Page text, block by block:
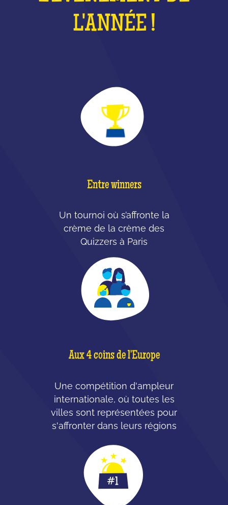
L'ANNÉE !
Entre winners
Un tournoi où s’affronte la
crème de la crème des
Quizzers à Paris
Aux 4 coins de l'Europe
Une compétition d'ampleur
internationale, où toutes les
villes sont représentées pour
s'affronter dans leurs régions